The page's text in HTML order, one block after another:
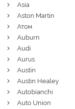
Asia
Aston Martin
Атом
Auburn
Audi
Aurus
Austin
Austin Healey
Autobianchi
Auto Union